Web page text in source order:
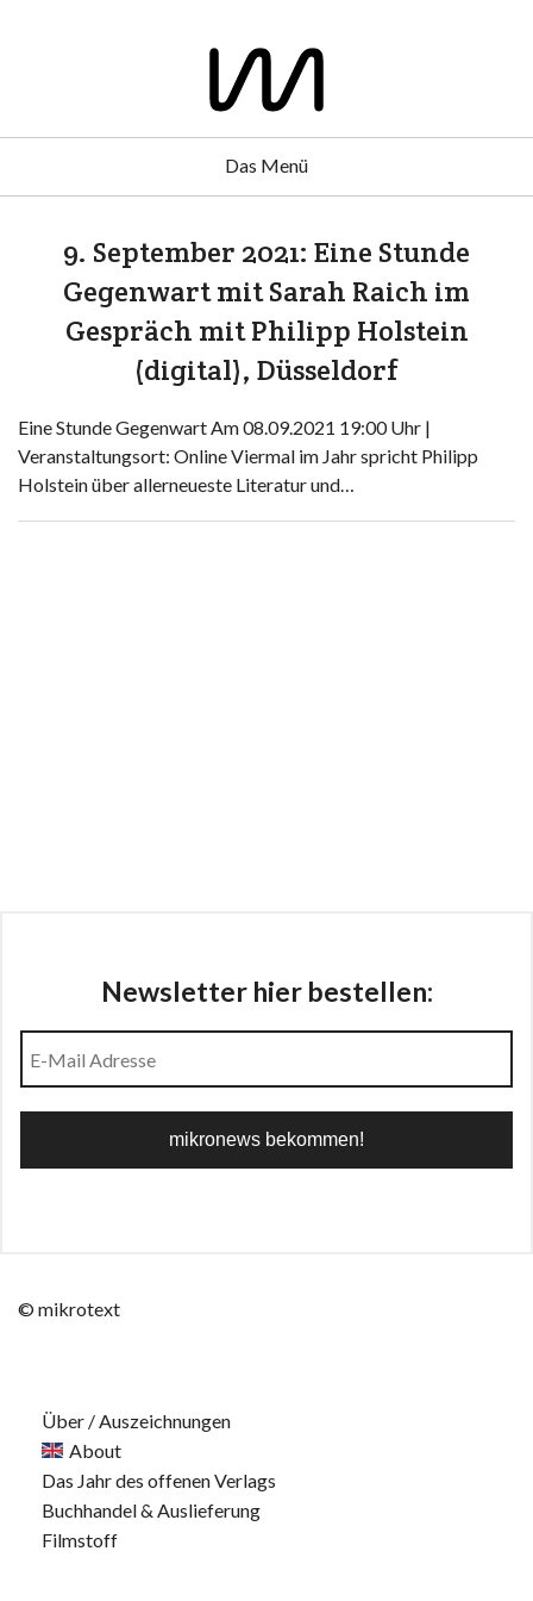
Das Menü
9. September 2021: Eine Stunde
Gegenwart mit Sarah Raich im
Gespräch mit Philipp Holstein
(digital), Düsseldorf
Eine Stunde Gegenwart Am 08.09.2021 19:00 Uhr |
Veranstaltungsort: Online Viermal im Jahr spricht Philipp
Holstein über allerneueste Literatur und…
Newsletter hier bestellen:
© mikrotext
Über / Auszeichnungen
About
Das Jahr des offenen Verlags
Buchhandel & Auslieferung
Filmstoff